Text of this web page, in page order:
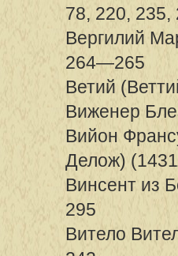
78, 220, 235,
Вергилий
264—265
Ветий
Виженер
Вийон
Делож)
Винсент из
295
Витело